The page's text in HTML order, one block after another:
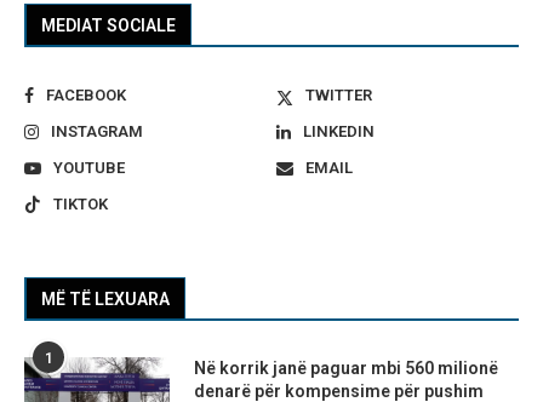
MEDIAT SOCIALE
FACEBOOK
TWITTER
INSTAGRAM
LINKEDIN
YOUTUBE
EMAIL
TIKTOK
MË TË LEXUARA
1
Në korrik janë paguar mbi 560 milionë
denarë për kompensime për pushim